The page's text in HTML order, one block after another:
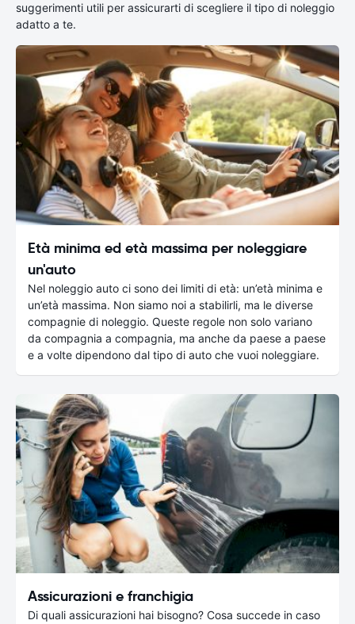
suggerimenti utili per assicurarti di scegliere il tipo di noleggio
adatto a te.
Età minima ed età massima per noleggiare
un'auto
Nel noleggio auto ci sono dei limiti di età: un’età minima e
un’età massima. Non siamo noi a stabilirli, ma le diverse
compagnie di noleggio. Queste regole non solo variano
da compagnia a compagnia, ma anche da paese a paese
e a volte dipendono dal tipo di auto che vuoi noleggiare.
Assicurazioni e franchigia
Di quali assicurazioni hai bisogno? Cosa succede in caso